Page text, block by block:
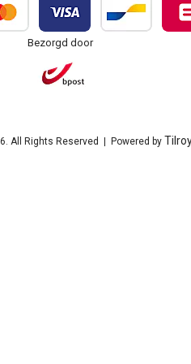
Bezorgd door
All Rights Reserved | Powered by